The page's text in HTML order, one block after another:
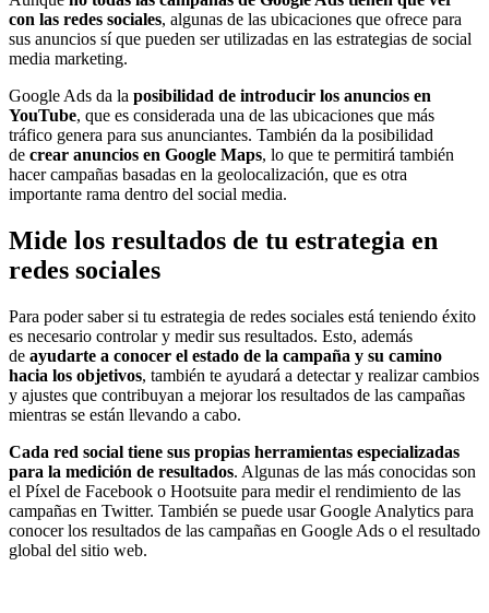
con las redes sociales, algunas de las ubicaciones que ofrece para
sus anuncios sí que pueden ser utilizadas en las estrategias de social
media marketing.
Google Ads da la posibilidad de introducir los anuncios en
YouTube, que es considerada una de las ubicaciones que más
tráfico genera para sus anunciantes. También da la posibilidad
de crear anuncios en Google Maps, lo que te permitirá también
hacer campañas basadas en la geolocalización, que es otra
importante rama dentro del social media.
Mide los resultados de tu estrategia en
redes sociales
Para poder saber si tu estrategia de redes sociales está teniendo éxito
es necesario controlar y medir sus resultados. Esto, además
de ayudarte a conocer el estado de la campaña y su camino
hacia los objetivos, también te ayudará a detectar y realizar cambios
y ajustes que contribuyan a mejorar los resultados de las campañas
mientras se están llevando a cabo.
Cada red social tiene sus propias herramientas especializadas
para la medición de resultados. Algunas de las más conocidas son
el Píxel de Facebook o Hootsuite para medir el rendimiento de las
campañas en Twitter. También se puede usar Google Analytics para
conocer los resultados de las campañas en Google Ads o el resultado
global del sitio web.